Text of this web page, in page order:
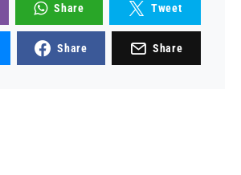
Share Tweet
Share Share